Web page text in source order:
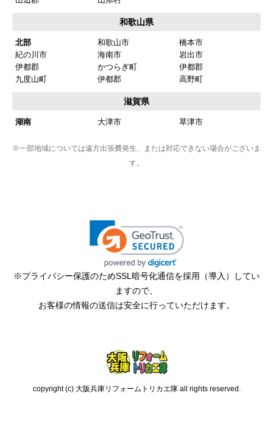
和歌山県
北部 和歌山市
橋本市
紀の川市
海南市
岩出市
伊都郡
かつらぎ町
伊都郡
九度山町
伊都郡 高野町
滋賀県
湖南 大津市 草津市
※一部地域については遠方出張費発生、または対応できない場合がございま
す。
※プライバシー保護のためSSL暗号化通信を採用（導入）してい
ますので、
お客様の情報の送信は安全に行っていただけます。
copyright (c) 大阪兵庫リフォームトリカエ隊 all rights reserved.